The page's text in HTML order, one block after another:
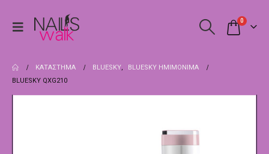
0
ΚΑΤΆΣΤΗΜΑ BLUESKY,
BLUESKY ΗΜΙΜΌΝΙΜΑ
BLUESKY QXG210